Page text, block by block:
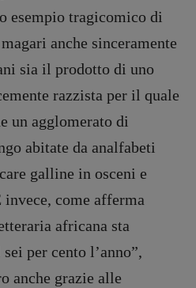
registrazione
– cod. fis.
esempio tragicomico di
anche sinceramente
sia il prodotto di uno
razzista per il quale
un agglomerato di
abitate da analfabeti
galline in osceni e
come afferma
africana sta
per cento l’anno”,
anche grazie alle